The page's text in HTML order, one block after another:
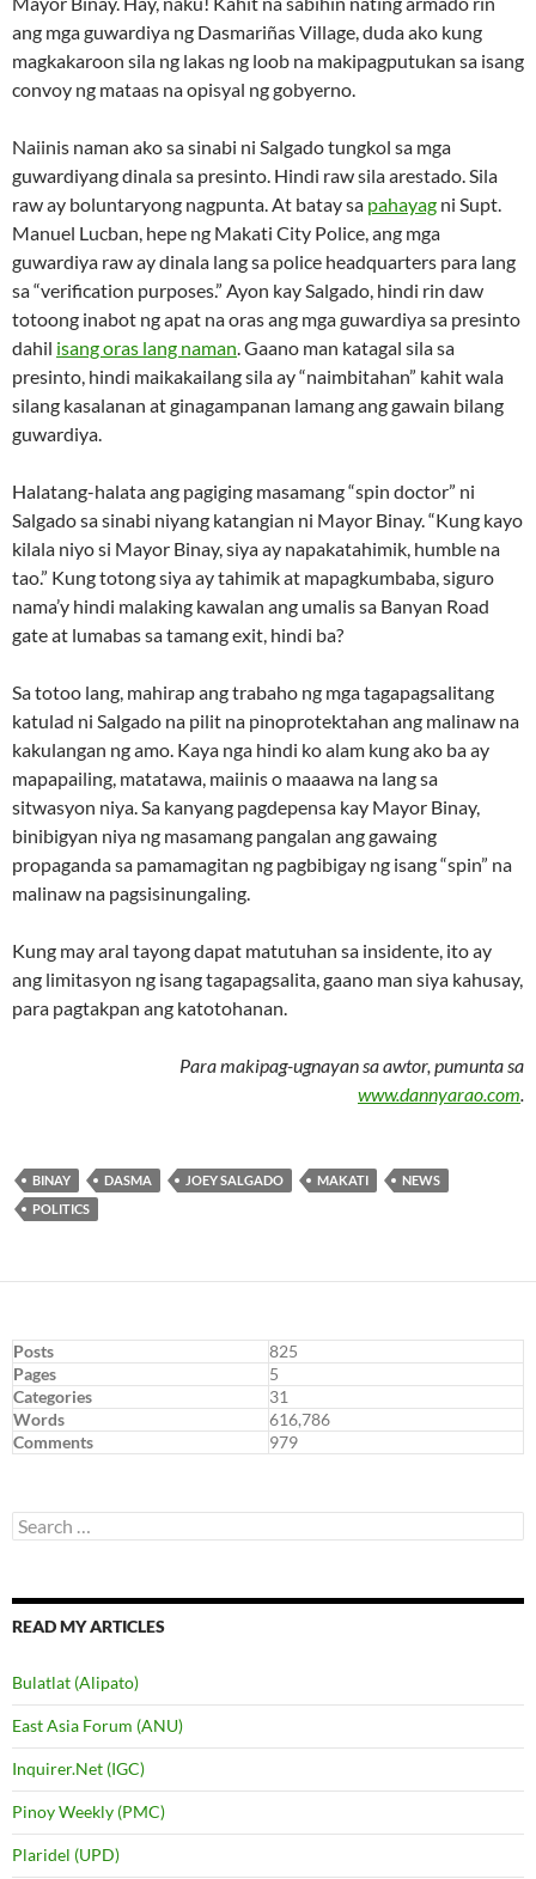
ang mga guwardiya ng Dasmariñas Village, duda ako kung
magkakaroon sila ng lakas ng loob na makipagputukan sa isang
convoy ng mataas na opisyal ng gobyerno.
Naiinis naman ako sa sinabi ni Salgado tungkol sa mga
guwardiyang dinala sa presinto. Hindi raw sila arestado. Sila
raw ay boluntaryong nagpunta. At batay sa pahayag ni Supt.
Manuel Lucban, hepe ng Makati City Police, ang mga
guwardiya raw ay dinala lang sa police headquarters para lang
sa “verification purposes.” Ayon kay Salgado, hindi rin daw
totoong inabot ng apat na oras ang mga guwardiya sa presinto
dahil isang oras lang naman. Gaano man katagal sila sa
presinto, hindi maikakailang sila ay “naimbitahan” kahit wala
silang kasalanan at ginagampanan lamang ang gawain bilang
guwardiya.
Halatang-halata ang pagiging masamang “spin doctor” ni
Salgado sa sinabi niyang katangian ni Mayor Binay. “Kung kayo
kilala niyo si Mayor Binay, siya ay napakatahimik, humble na
tao.” Kung totong siya ay tahimik at mapagkumbaba, siguro
nama’y hindi malaking kawalan ang umalis sa Banyan Road
gate at lumabas sa tamang exit, hindi ba?
Sa totoo lang, mahirap ang trabaho ng mga tagapagsalitang
katulad ni Salgado na pilit na pinoprotektahan ang malinaw na
kakulangan ng amo. Kaya nga hindi ko alam kung ako ba ay
mapapailing, matatawa, maiinis o maaawa na lang sa
sitwasyon niya. Sa kanyang pagdepensa kay Mayor Binay,
binibigyan niya ng masamang pangalan ang gawaing
propaganda sa pamamagitan ng pagbibigay ng isang “spin” na
malinaw na pagsisinungaling.
Kung may aral tayong dapat matutuhan sa insidente, ito ay
ang limitasyon ng isang tagapagsalita, gaano man siya kahusay,
para pagtakpan ang katotohanan.
Para makipag-ugnayan sa awtor, pumunta sa
www.dannyarao.com.
BINAY DASMA JOEY SALGADO MAKATI
NEWS
POLITICS
Posts
825
Pages
5
Categories
31
Words
616,786
Comments
979
Search
for:
READ MY ARTICLES
Bulatlat (Alipato)
East Asia Forum (ANU)
Inquirer.Net (IGC)
Pinoy Weekly (PMC)
Plaridel (UPD)